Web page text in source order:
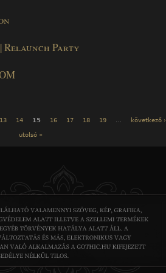
Relaunch Party
13 14 15 16 17 18 19 következő ›
utolsó »